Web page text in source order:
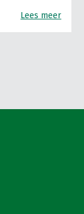
Lees meer